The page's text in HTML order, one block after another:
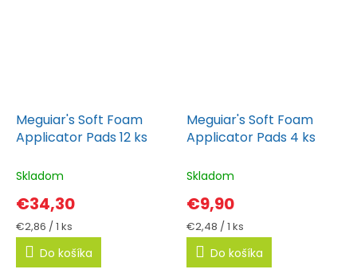
Meguiar's Soft Foam
Applicator Pads 12 ks
Skladom
€34,30
Jednotková
cena:
€2,86 / 1 ks
Do košíka
Meguiar's Soft Foam
Applicator Pads 4 ks
Skladom
€9,90
Jednotková
cena:
€2,48 / 1 ks
Do košíka